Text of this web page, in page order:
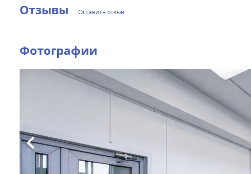
Отзывы Оставить отзыв
Фотографии